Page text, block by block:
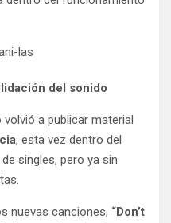
del sonido
a publicar material
, esta vez dentro del
singles, pero ya sin
nuevas canciones, “Don’t